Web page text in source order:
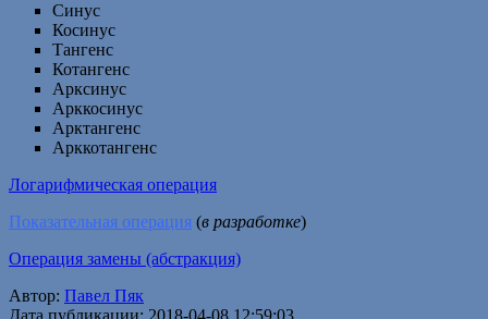
Синус
Косинус
Тангенс
Котангенс
Арксинус
Арккосинус
Арктангенс
Арккотангенс
Логарифмическая операция
Показательная операция (в разработке)
Операция замены (абстракция)
Автор: Павел Пяк